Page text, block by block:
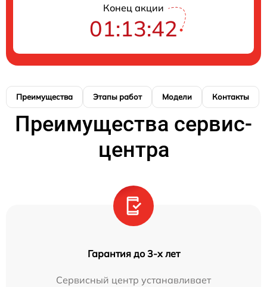
Конец акции
01:13:41
Преимущества Этапы работ Модели Контакты
Преимущества сервис-
центра
Гарантия до 3-х лет
Сервисный центр устанавливает